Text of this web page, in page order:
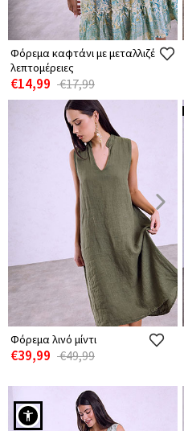
Φόρεμα καφτάνι με μεταλλιζέ
λεπτομέρειες
€14,99 €17,99
Φόρεμα λινό μίντι
€39,99 €49,99